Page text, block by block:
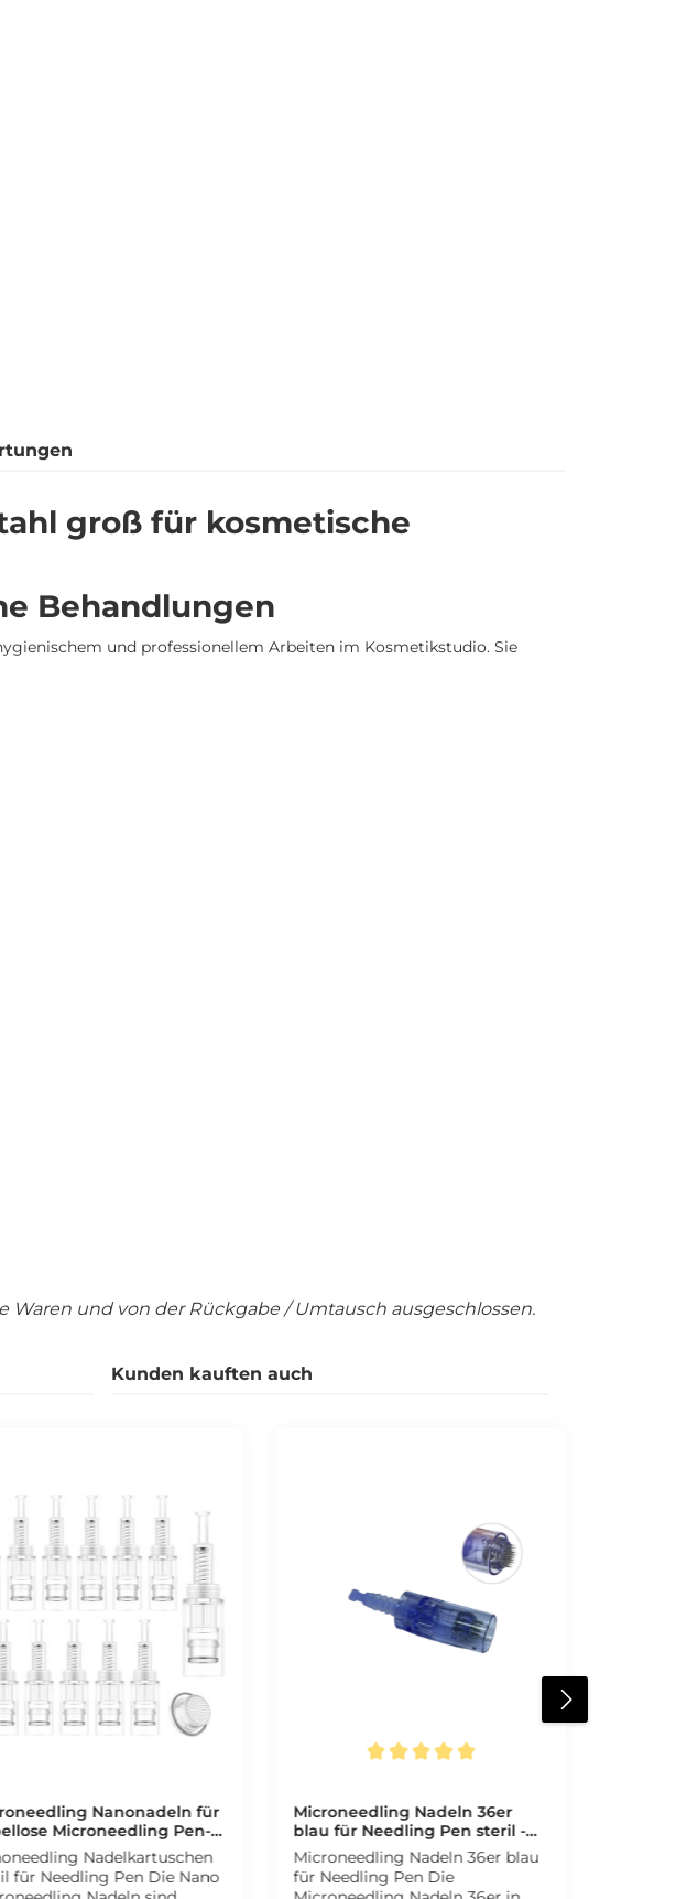
groß für kosmetische
Behandlungen
und professionellem Arbeiten im Kosmetikstudio. Sie
und von der Rückgabe / Umtausch ausgeschlossen.
Kunden kauften auch
Nanonadeln für
Microneedling Pen-
- CFB Cosmetics®
Nadelkartuschen
Needling Pen Die Nano
Microneedling Nadeln 36er
blau für Needling Pen steril -
CFB Cosmetics®
Microneedling Nadeln 36er blau
für Needling Pen Die